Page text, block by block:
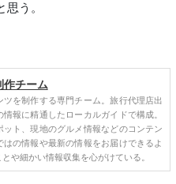
思う。
作チーム
ツを制作する専門チーム。旅行代理店出
報に精通したローカルガイドで構成。
ット、現地のグルメ情報などのコンテン
はの情報や最新の情報をお届けできるよ
や細かい情報収集を心がけている。